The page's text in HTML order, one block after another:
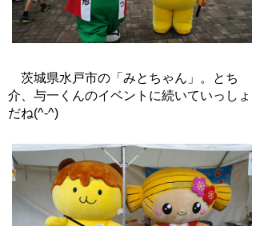
茨城県水戸市の「みとちゃん」。とち
介、与一くんのイベントに続いていっしょ
だね(^-^)